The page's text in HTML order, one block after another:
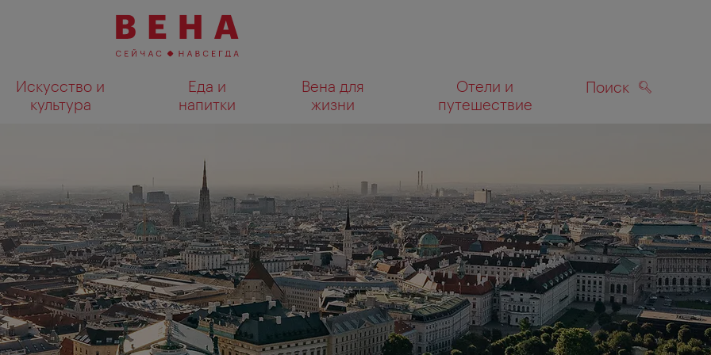
Искусство и
культура
Еда и
напитки
Вена для
жизни
Отели и
путешествие
Поиск